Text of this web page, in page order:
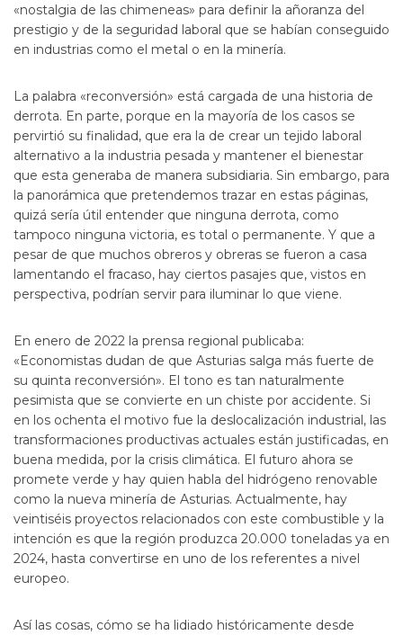
«nostalgia de las chimeneas» para definir la añoranza del
prestigio y de la seguridad laboral que se habían conseguido
en industrias como el metal o en la minería.
La palabra «reconversión» está cargada de una historia de
derrota. En parte, porque en la mayoría de los casos se
pervirtió su finalidad, que era la de crear un tejido laboral
alternativo a la industria pesada y mantener el bienestar
que esta generaba de manera subsidiaria. Sin embargo, para
la panorámica que pretendemos trazar en estas páginas,
quizá sería útil entender que ninguna derrota, como
tampoco ninguna victoria, es total o permanente. Y que a
pesar de que muchos obreros y obreras se fueron a casa
lamentando el fracaso, hay ciertos pasajes que, vistos en
perspectiva, podrían servir para iluminar lo que viene.
En enero de 2022 la prensa regional publicaba:
«Economistas dudan de que Asturias salga más fuerte de
su quinta reconversión». El tono es tan naturalmente
pesimista que se convierte en un chiste por accidente. Si
en los ochenta el motivo fue la deslocalización industrial, las
transformaciones productivas actuales están justificadas, en
buena medida, por la crisis climática. El futuro ahora se
promete verde y hay quien habla del hidrógeno renovable
como la nueva minería de Asturias. Actualmente, hay
veintiséis proyectos relacionados con este combustible y la
intención es que la región produzca 20.000 toneladas ya en
2024, hasta convertirse en uno de los referentes a nivel
europeo.
Así las cosas, cómo se ha lidiado históricamente desde